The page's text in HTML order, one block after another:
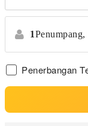
1Penumpang,
Penerbangan